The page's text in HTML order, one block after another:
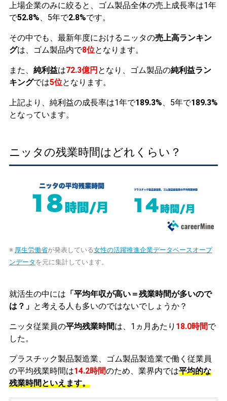
上場企業のみに絞ると、ゴム製品全体の売上成長率は1年
で52.8%、5年で2.8%です。
その中でも、最新年度におけるニッタの売上高ランキン
グは、ゴム製品内で8位となります。
また、 純利益は72.3億円 となり、ゴム製品の純利益ラン
キングでは5位となります。
上記より、純利益の成長率は1年で189.3%、5年で189.3%
となっています。
ニッタの残業時間はどれくらい？
※ 厚生労働省が発表している女性の活躍推進企業データベースオープ
ンデータ を元に集計しています。
就活生の中には 「平均年収が高い＝残業時間が多いので
は？」 と考える人も多いのではないでしょうか？
ニッタ従業員の平均残業時間は、1ヵ月あたり 18.0時間で
した。
プラスチック製品製造業、ゴム製品製造業で働く従業員
の平均残業時間は14.2時間のため、業界内では平均的な
残業時間といえます。